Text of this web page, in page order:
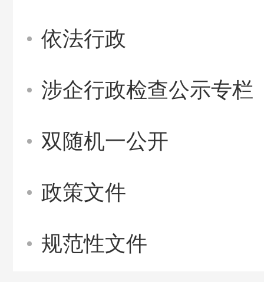
依法行政
涉企行政检查公示专栏
双随机一公开
政策文件
规范性文件